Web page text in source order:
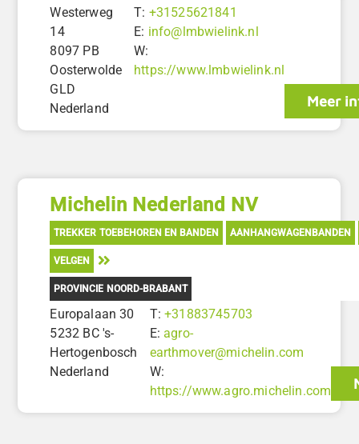
Westerweg
14
8097 PB
Oosterwolde
GLD
Nederland
T: +31525621841
E: info@lmbwielink.nl
W:
https://www.lmbwielink.nl
Meer
Michelin Nederland NV
TREKKER TOEBEHOREN EN BANDEN AANHANGWAGENBANDEN
VELGEN
PROVINCIE NOORD-BRABANT
Europalaan 30
5232 BC 's-
Hertogenbosch
Nederland
T:+31883745703
E:agro-
earthmover@michelin.com
W:
https://www.agro.michelin.com